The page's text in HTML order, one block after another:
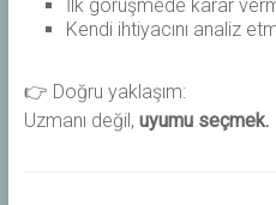
İlk görüşmede karar
Kendi ihtiyacını analiz
👉 Doğru yaklaşım:
Uzmanı değil, uyumu seçmek.